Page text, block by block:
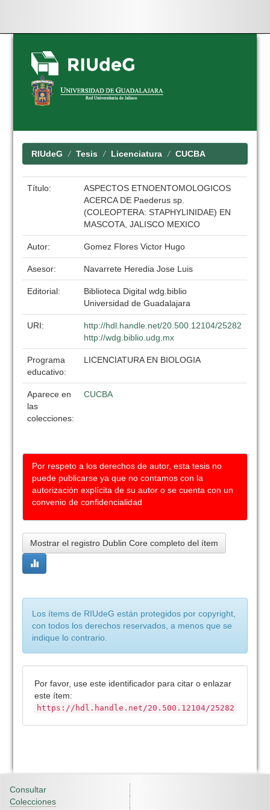
Skip
navigation
RIUdeG Tesis Licenciatura CUCBA
Título:
ASPECTOS ETNOENTOMOLOGICOS
ACERCA DE Paederus sp.
(COLEOPTERA: STAPHYLINIDAE) EN
MASCOTA, JALISCO MEXICO
Autor: Gomez Flores Victor Hugo
Asesor: Navarrete Heredia Jose Luis
Editorial:
Biblioteca Digital wdg.biblio
Universidad de Guadalajara
URI:
http://hdl.handle.net/20.500.12104/25282
http://wdg.biblio.udg.mx
Programa
educativo:
LICENCIATURA EN BIOLOGIA
Aparece en
las
colecciones:
CUCBA
Por respeto a los derechos de autor, esta tesis no
puede publicarse ya que no contamos con la
autorización explícita de su autor o se cuenta con un
convenio de confidencialidad
Mostrar el registro Dublin Core completo del ítem
Los ítems de RIUdeG están protegidos por copyright,
con todos los derechos reservados, a menos que se
indique lo contrario.
Por favor, use este identificador para citar o enlazar
este ítem:
https://hdl.handle.net/20.500.12104/25282
Consultar
Colecciones